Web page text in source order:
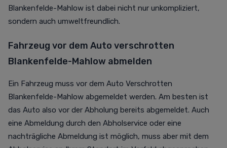
Blankenfelde-Mahlow ist dabei nicht nur unkompliziert,
sondern auch umweltfreundlich.
Fahrzeug vor dem Auto verschrotten
Blankenfelde-Mahlow abmelden
Ein Fahrzeug muss vor dem Auto Verschrotten
Blankenfelde-Mahlow abgemeldet werden. Am besten ist
das Auto also vor der Abholung bereits abgemeldet. Auch
eine Abmeldung durch den Abholservice oder eine
nachträgliche Abmeldung ist möglich, muss aber mit dem